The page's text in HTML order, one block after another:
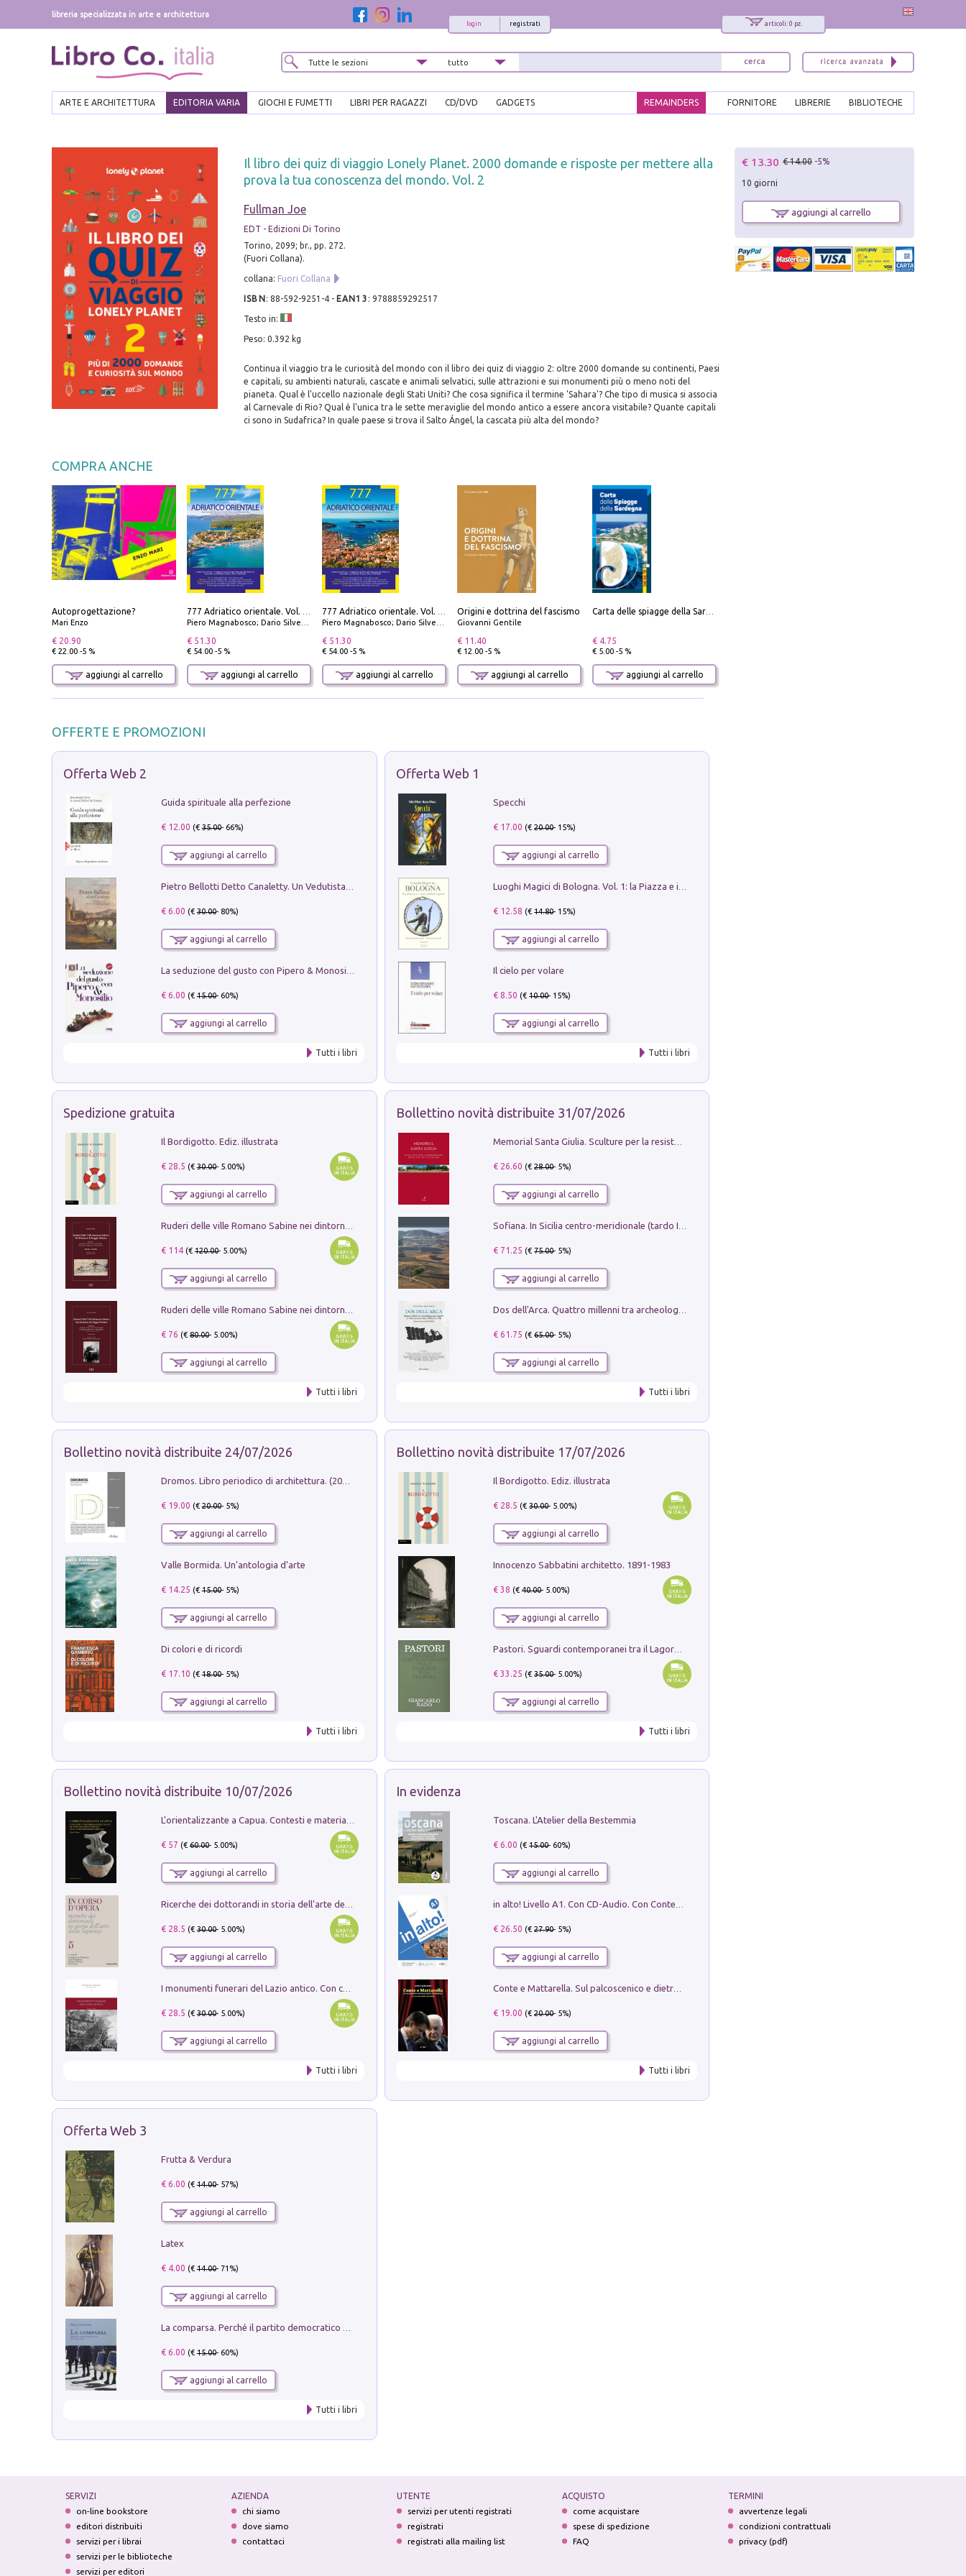
libreria specializzata in arte e architettura
articoli: 0 pz.
registrati
login
ARTE E ARCHITETTURA EDITORIA VARIA GIOCHI E FUMETTI LIBRI PER RAGAZZI CD/DVD GADGETS BIBLIOTECHE
LIBRERIE
FORNITORE
REMAINDERS
Il libro dei quiz di viaggio Lonely Planet. 2000 domande e risposte per mettere alla
prova la tua conoscenza del mondo. Vol. 2
Fullman Joe
EDT - Edizioni Di Torino
Torino, 2099; br., pp. 272.
(Fuori Collana).
collana: Fuori Collana
ISBN : 88-592-9251-4- EAN13 : 9788859292517
Testo in:
Peso: 0.392 kg
Continua il viaggio tra le curiosità del mondo con il libro dei quiz di viaggio 2: oltre 2000 domande su continenti, Paesi
e capitali, su ambienti naturali, cascate e animali selvatici, sulle attrazioni e sui monumenti più o meno noti del
pianeta. Qual è l'uccello nazionale degli Stati Uniti? Che cosa significa il termine 'Sahara'? Che tipo di musica si associa
al Carnevale di Rio? Qual è l'unica tra le sette meraviglie del mondo antico a essere ancora visitabile? Quante capitali
ci sono in Sudafrica? In quale paese si trova il Salto Ángel, la cascata più alta del mondo?
COMPRA ANCHE
Autoprogettazione?
Mari Enzo
€ 20.90
€ 22.00 -5 %
aggiungi al carrello
Piero Magnabosco; Dario Silvestro; Marco Sbrizzi
€ 51.30
€ 54.00 -5 %
aggiungi al carrello
Piero Magnabosco; Dario Silvestro; Marco Sbrizzi
€ 51.30
€ 54.00 -5 %
aggiungi al carrello
Origini e dottrina del fascismo
Giovanni Gentile
€ 11.40
€ 12.00 -5 %
aggiungi al carrello
€ 4.75
€ 5.00 -5 %
aggiungi al carrello
OFFERTE E PROMOZIONI
Offerta Web 2
Guida spirituale alla perfezione
€ 12.00 (€35.00- 66%)
aggiungi al carrello
€ 6.00 (€30.00- 80%)
aggiungi al carrello
€ 6.00 (€15.00- 60%)
aggiungi al carrello
Tutti i libri
Offerta Web 1
Specchi
€ 17.00 (€20.00- 15%)
aggiungi al carrello
€ 12.58 (€14.80- 15%)
aggiungi al carrello
Il cielo per volare
€ 8.50 (€10.00- 15%)
aggiungi al carrello
Tutti i libri
Spedizione gratuita
Il Bordigotto. Ediz. illustrata
€ 28.5 (€30.00- 5.00%)
aggiungi al carrello
€ 114(€120.00- 5.00%)
aggiungi al carrello
€ 76 (€80.00- 5.00%)
aggiungi al carrello
Tutti i libri
Bollettino novità distribuite 31/07/2026
€ 26.60 (€28.00- 5%)
aggiungi al carrello
€ 71.25 (€75.00- 5%)
aggiungi al carrello
€ 61.75 (€65.00- 5%)
aggiungi al carrello
Tutti i libri
Bollettino novità distribuite 24/07/2026
Dromos. Libro periodico di architettura. (2026). Vol. 15: Post-model
€ 19.00 (€20.00- 5%)
aggiungi al carrello
Valle Bormida. Un'antologia d'arte
€ 14.25 (€15.00- 5%)
aggiungi al carrello
Di colori e di ricordi
€ 17.10 (€18.00- 5%)
aggiungi al carrello
Tutti i libri
Bollettino novità distribuite 17/07/2026
Il Bordigotto. Ediz. illustrata
€ 28.5 (€30.00- 5.00%)
aggiungi al carrello
Innocenzo Sabbatini architetto. 1891-1983
€ 38 (€40.00- 5.00%)
aggiungi al carrello
€ 33.25 (€35.00- 5.00%)
aggiungi al carrello
Tutti i libri
Bollettino novità distribuite 10/07/2026
€ 57 (€60.00- 5.00%)
aggiungi al carrello
€ 28.5 (€30.00- 5.00%)
aggiungi al carrello
I monumenti funerari del Lazio antico. Con cartella con tavole
€ 28.5 (€30.00- 5.00%)
aggiungi al carrello
Tutti i libri
In evidenza
Toscana. L'Atelier della Bestemmia
€ 6.00 (€15.00- 60%)
aggiungi al carrello
€ 26.50 (€27.90- 5%)
aggiungi al carrello
€ 19.00 (€20.00- 5%)
aggiungi al carrello
Tutti i libri
Offerta Web 3
Frutta & Verdura
€ 6.00 (€14.00- 57%)
aggiungi al carrello
Latex
€ 4.00 (€14.00- 71%)
aggiungi al carrello
€ 6.00 (€15.00- 60%)
aggiungi al carrello
Tutti i libri
€ 13.30 € 14.00 -5%
10 giorni
aggiungi al carrello
SERVIZI
on-line bookstore
editori distribuiti
servizi per i librai
servizi per le biblioteche
servizi per editori
AZIENDA
chi siamo
dove siamo
contattaci
UTENTE
servizi per utenti registrati
registrati
registrati alla mailing list
ACQUISTO
come acquistare
spese di spedizione
FAQ
TERMINI
avvertenze legali
condizioni contrattuali
privacy (pdf)
x
Interessato ai nostri libri?
Sarai informato delle nostre novità, potrai
comunque cancellarti quando desideri.
modulo di iscrizione